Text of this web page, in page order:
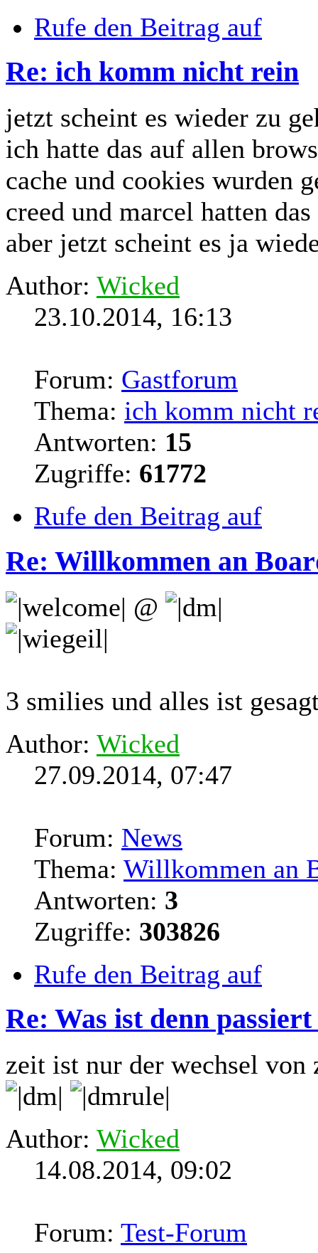
Rufe den Beitrag auf
Re: ich komm nicht rein
jetzt scheint es wieder zu
ich hatte das auf allen
cache und cookies wurden
creed und marcel hatten
aber jetzt scheint es ja
Author: Wicked
23.10.2014, 16:13
Forum: Gastforum
Thema: ich komm nicht
Antworten: 15
Zugriffe: 61772
Rufe den Beitrag auf
Re: Willkommen an
@
3 smilies und alles ist
Author: Wicked
27.09.2014, 07:47
Forum: News
Thema: Willkommen an
Antworten: 3
Zugriffe: 303826
Rufe den Beitrag auf
Re: Was ist denn
zeit ist nur der wechsel
Author: Wicked
14.08.2014, 09:02
Forum: Test-Forum